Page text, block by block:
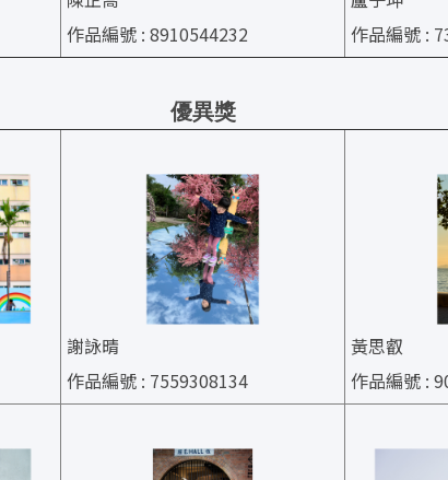
作品編號 : 8910544232
作品編號 :
優異獎
謝詠晴
作品編號 : 7559308134
黃思叡
作品編號 :